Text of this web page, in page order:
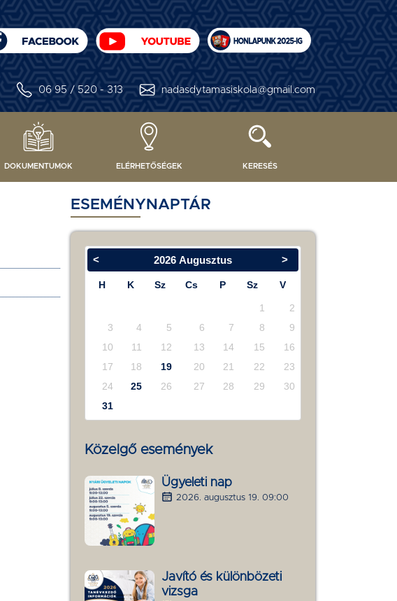
06 95 / 520 - 313 nadasdytamasiskola@gmail.com
DOKUMENTUMOK ELÉRHETŐSÉGEK KERESÉS
ESEMÉNYNAPTÁR
< >
2026 Augusztus
H K Sz Cs P Sz V
1
2
3
4 5 6 7 8
9
10
11 12 13 14 15
16
17
18 19 20 21 22
23
24
25 26 27 28 29
30
31
Közelgő események
Ügyeleti nap
2026. augusztus 19. 09:00
Javító és különbözeti
vizsga